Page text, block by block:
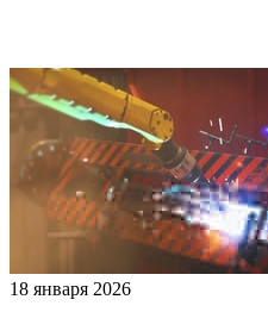
18 января 2026